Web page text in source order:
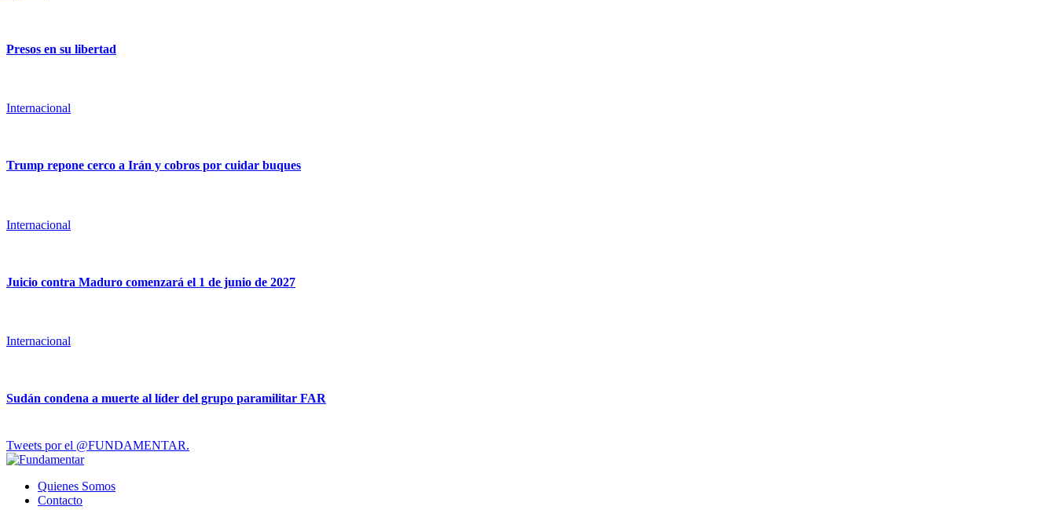
Presos en su libertad
Internacional
Trump repone cerco a Irán y cobros por cuidar buques
Internacional
Juicio contra Maduro comenzará el 1 de junio de 2027
Internacional
Sudán condena a muerte al líder del grupo paramilitar FAR
Tweets por el @FUNDAMENTAR.
Quienes Somos
Contacto